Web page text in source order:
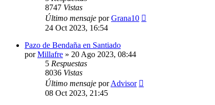
8747 Vistas
Último mensaje porGrana10
24 Oct 2023, 16:54
Pazo de Bendaña en Santiado
porMillafre » 20 Ago 2023, 08:44
5 Respuestas
8036 Vistas
Último mensaje porAdvisor
08 Oct 2023, 21:45